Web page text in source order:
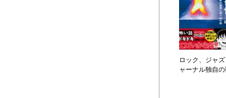
ロック、ジャ
ャーナル独自